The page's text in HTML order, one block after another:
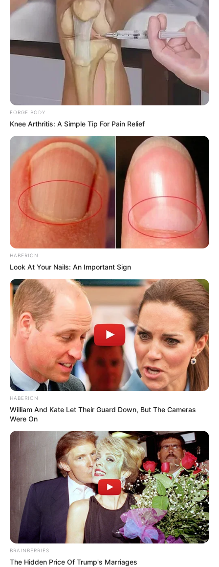
PRONOSTIC QUINTÉ de la meilleure presse
PMU
Retrouvez tous les jours les
pronostics de la presse sur
cette page
Vincennes d’autrefois
FORGE BODY
Knee Arthritis: A Simple Tip For Pain Relief
HABERION
Look At Your Nails: An Important Sign
HABERION
William And Kate Let Their Guard Down, But The Cameras
Were On
BRAINBERRIES
The Hidden Price Of Trump's Marriages